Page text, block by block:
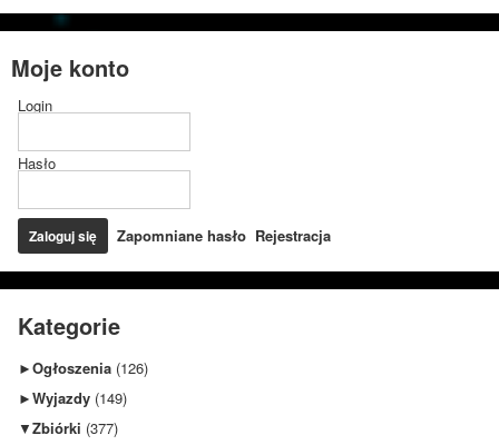
Moje konto
Login
Hasło
Zapomniane hasło Rejestracja
Kategorie
►Ogłoszenia (126)
►Wyjazdy (149)
▼Zbiórki (377)